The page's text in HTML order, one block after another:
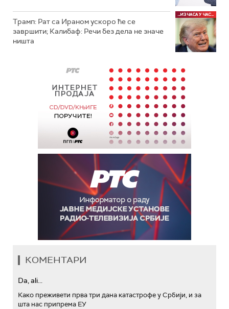
Трамп: Рат са Ираном ускоро ће се
завршити; Калибаф: Речи без дела не значе
ништа
КОМЕНТАРИ
Da, ali...
Како преживети прва три дана катастрофе у Србији, и за
шта нас припрема ЕУ